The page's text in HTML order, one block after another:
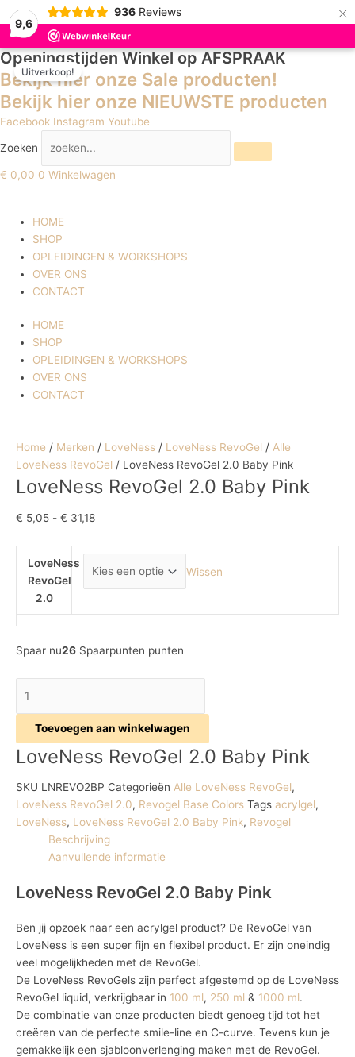
9,6
936 Reviews ×
Openingstijden Winkel op AFSPRAAK
Bekijk hier onze Sale producten!
Bekijk hier onze NIEUWSTE producten
Facebook Instagram Youtube
Zoeken
€ 0,00 0 Winkelwagen
HOME
SHOP
OPLEIDINGEN & WORKSHOPS
OVER ONS
CONTACT
HOME
SHOP
OPLEIDINGEN & WORKSHOPS
OVER ONS
CONTACT
Uitverkoop!
Home / Merken / LoveNess / LoveNess RevoGel / Alle
LoveNess RevoGel / LoveNess RevoGel 2.0 Baby Pink
LoveNess RevoGel 2.0 Baby Pink
€ 5,05 - € 31,18
Prijsklasse:
€ 31,18
LoveNess
RevoGel
2.0
Wissen
Spaar nu26 Spaarpunten punten
LoveNess
RevoGel
Baby
Pink
aantal
Toevoegen aan winkelwagen
LoveNess RevoGel 2.0 Baby Pink
SKU LNREVO2BP Categorieën Alle LoveNess RevoGel,
LoveNess RevoGel 2.0, Revogel Base Colors Tags acrylgel,
LoveNess, LoveNess RevoGel 2.0 Baby Pink, Revogel
Beschrijving
Aanvullende informatie
LoveNess RevoGel 2.0 Baby Pink
Ben jij opzoek naar een acrylgel product? De RevoGel van
LoveNess is een super fijn en flexibel product. Er zijn oneindig
veel mogelijkheden met de RevoGel.
De LoveNess RevoGels zijn perfect afgestemd op de LoveNess
RevoGel liquid, verkrijgbaar in 100 ml, 250 ml & 1000 ml.
De combinatie van onze producten biedt genoeg tijd tot het
creëren van de perfecte smile-line en C-curve. Tevens kun je
gemakkelijk een sjabloonverlenging maken met de RevoGel.